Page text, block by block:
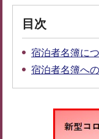
目次
宿泊者名簿に
宿泊者名簿へ